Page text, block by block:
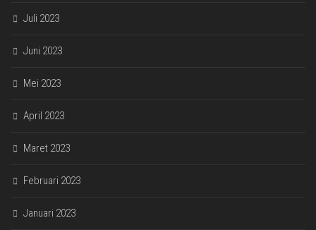
Juli 2023
Juni 2023
Mei 2023
April 2023
Maret 2023
Februari 2023
Januari 2023